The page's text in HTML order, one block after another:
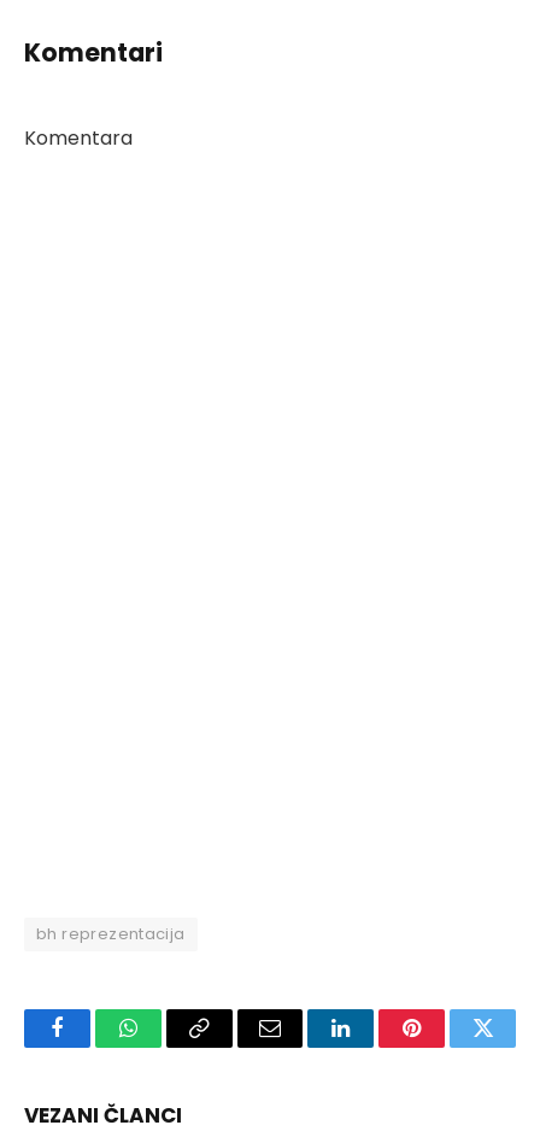
Komentari
Komentara
bh reprezentacija
FacebookWhatsAppCopy
Email LinkedInPinterest
VEZANI ČLANCI